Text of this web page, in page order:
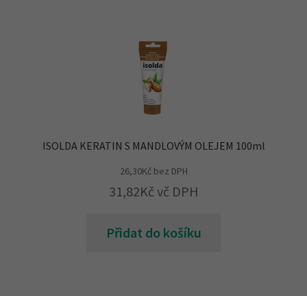
ISOLDA KERATIN S MANDLOVÝM OLEJEM 100ml
26,30Kčbez DPH
31,82Kč vč DPH
Přidat do košíku